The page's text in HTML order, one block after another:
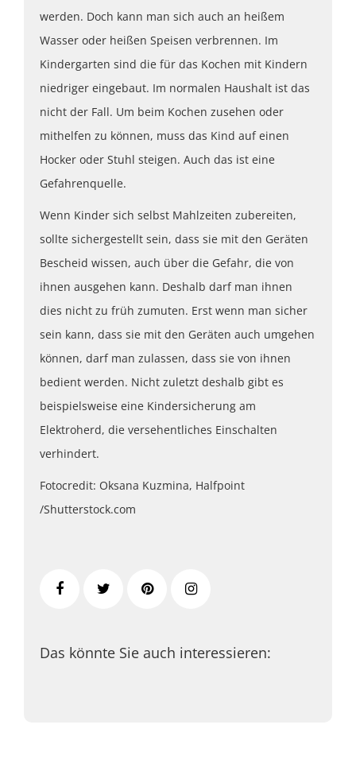
werden. Doch kann man sich auch an heißem
Wasser oder heißen Speisen verbrennen. Im
Kindergarten sind die für das Kochen mit Kindern
niedriger eingebaut. Im normalen Haushalt ist das
nicht der Fall. Um beim Kochen zusehen oder
mithelfen zu können, muss das Kind auf einen
Hocker oder Stuhl steigen. Auch das ist eine
Gefahrenquelle.
Wenn Kinder sich selbst Mahlzeiten zubereiten,
sollte sichergestellt sein, dass sie mit den Geräten
Bescheid wissen, auch über die Gefahr, die von
ihnen ausgehen kann. Deshalb darf man ihnen
dies nicht zu früh zumuten. Erst wenn man sicher
sein kann, dass sie mit den Geräten auch umgehen
können, darf man zulassen, dass sie von ihnen
bedient werden. Nicht zuletzt deshalb gibt es
beispielsweise eine Kindersicherung am
Elektroherd, die versehentliches Einschalten
verhindert.
Fotocredit: Oksana Kuzmina, Halfpoint
/Shutterstock.com
Das könnte Sie auch interessieren: